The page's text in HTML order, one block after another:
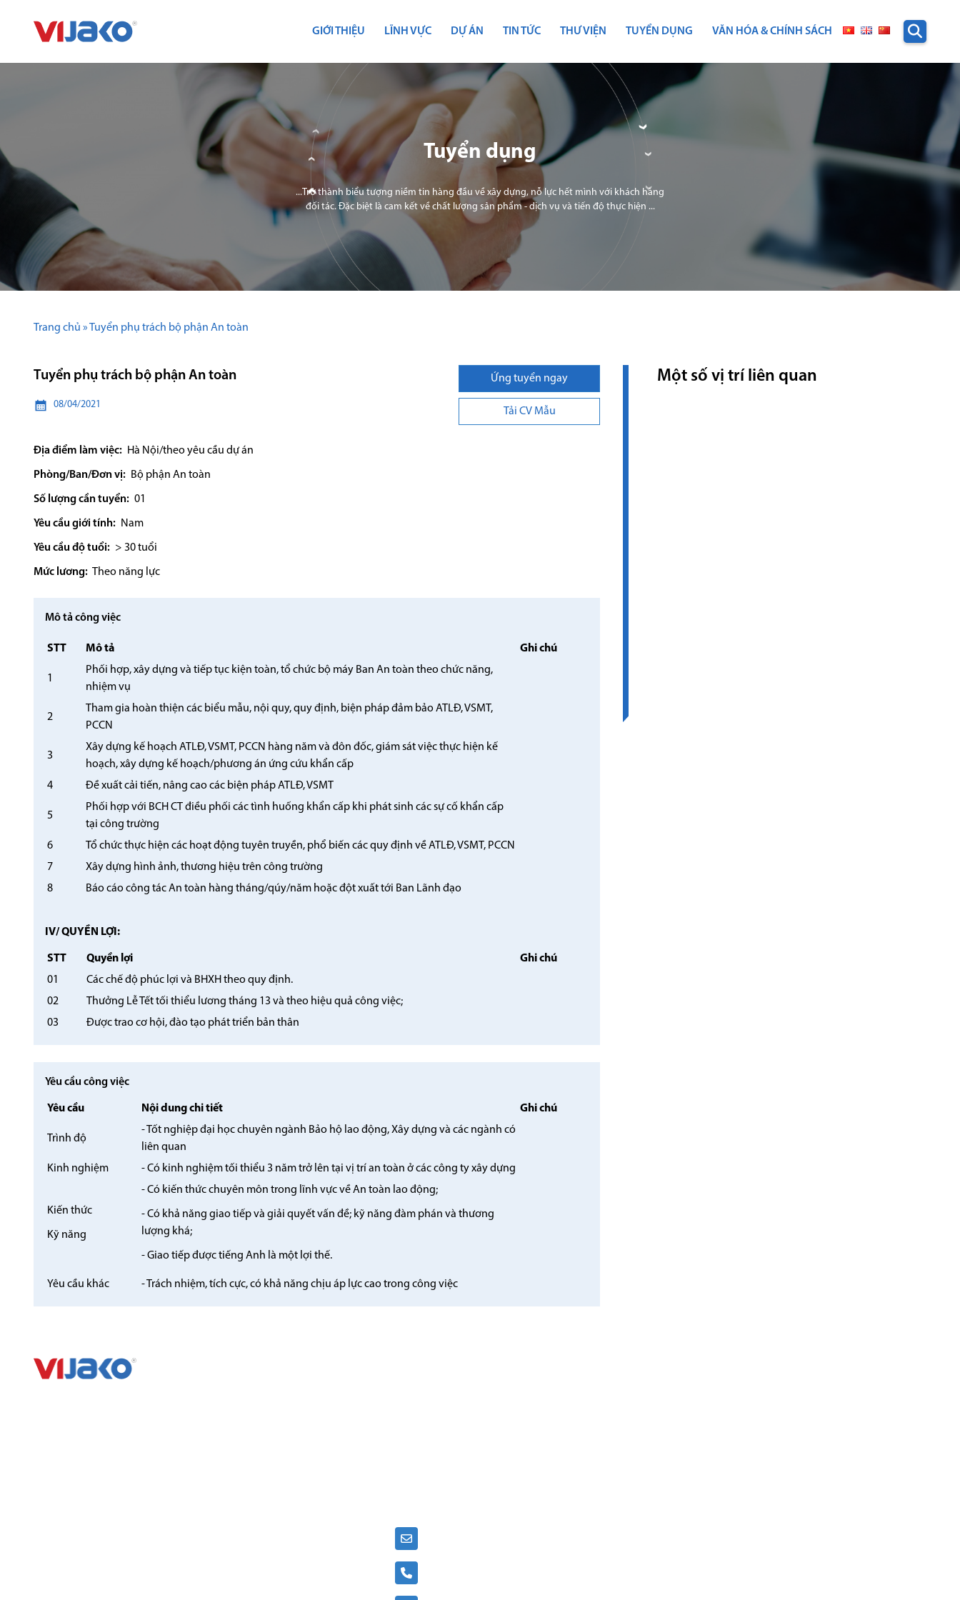
GIỚI THIỆU LĨNH VỰC DỰ ÁN TIN TỨC THƯ VIỆN TUYỂN DỤNG VĂN HÓA & CHÍNH SÁCH
Tuyển dụng
...Trở thành biểu tượng niềm tin hàng đầu về xây dựng, nỗ lực hết mình với khách hàng
đối tác. Đặc biệt là cam kết về chất lượng sản phẩm - dịch vụ và tiến độ thực hiện ...
Trang chủ »Tuyển phụ trách bộ phận An toàn
Tuyển phụ trách bộ phận An toàn
08/04/2021
Ứng tuyển ngay
Tải CV Mẫu
Địa điểm làm việc: Hà Nội/theo yêu cầu dự án
Phòng/Ban/Đơn vị: Bộ phận An toàn
Số lượng cần tuyển: 01
Yêu cầu giới tính: Nam
Yêu cầu độ tuổi: > 30 tuổi
Mức lương: Theo năng lực
Mô tả công việc
STT Mô tả Ghi chú
1
Phối hợp, xây dựng và tiếp tục kiện toàn, tổ chức bộ máy Ban An toàn theo chức năng,
nhiệm vụ
2
Tham gia hoàn thiện các biểu mẫu, nội quy, quy định, biện pháp đảm bảo ATLĐ, VSMT,
PCCN
3
Xây dựng kế hoạch ATLĐ, VSMT, PCCN hàng năm và đôn đốc, giám sát việc thực hiện kế
hoạch, xây dựng kế hoạch/phương án ứng cứu khẩn cấp
4
Đề xuất cải tiến, nâng cao các biện pháp ATLĐ, VSMT
5
Phối hợp với BCH CT điều phối các tình huống khẩn cấp khi phát sinh các sự cố khẩn cấp
tại công trường
6
Tổ chức thực hiện các hoạt động tuyên truyền, phổ biến các quy định về ATLĐ, VSMT, PCCN
7
Xây dựng hình ảnh, thương hiệu trên công trường
8
Báo cáo công tác An toàn hàng tháng/qúy/năm hoặc đột xuất tới Ban Lãnh đạo
IV/ QUYỀN LỢI :
STT Quyền lợi
Ghi chú
01
Các chế độ phúc lợi và BHXH theo quy định.
02
Thưởng Lễ Tết tối thiểu lương tháng 13 và theo hiệu quả công việc;
03
Được trao cơ hội, đào tạo phát triển bản thân
Yêu cầu công việc
Yêu cầu Nội dung chi tiết Ghi chú
Trình độ
- Tốt nghiệp đại học chuyên ngành Bảo hộ lao động, Xây dựng và các ngành có
liên quan
Kinh nghiệm
- Có kinh nghiệm tối thiểu 3 năm trở lên tại vị trí an toàn ở các công ty xây dựng
Kiến thức
Kỹ năng
- Có kiến thức chuyên môn trong lĩnh vực về An toàn lao động;
- Có khả năng giao tiếp và giải quyết vấn đề; kỹ năng đàm phán và thương
lượng khá;
- Giao tiếp được tiếng Anh là một lợi thế.
Yêu cầu khác - Trách nhiệm, tích cực, có khả năng chịu áp lực cao trong công việc
Một số vị trí liên quan